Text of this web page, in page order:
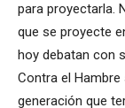
para proyectarla.
que se proyecte
hoy debatan con
Contra el
generación que